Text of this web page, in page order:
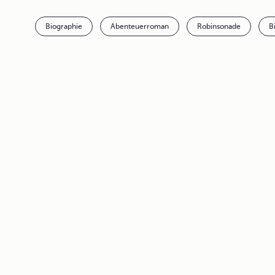
Biographie Abenteuerroman Robinsonade